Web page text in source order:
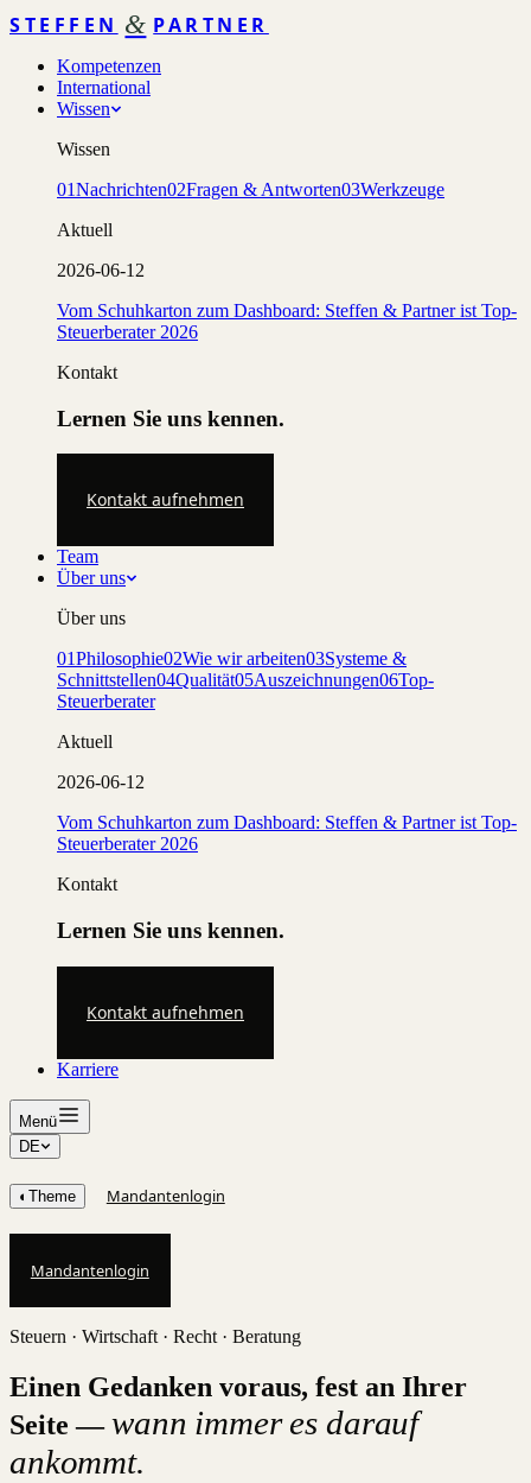
STEFFEN & PARTNER
Kompetenzen
International
Wissen
Wissen
01Nachrichten02Fragen & Antworten03Werkzeuge
Aktuell
2026-06-12
Vom Schuhkarton zum Dashboard: Steffen & Partner ist Top-
Steuerberater 2026
Kontakt
Lernen Sie uns kennen.
Kontakt aufnehmen
Team
Über uns
Über uns
01Philosophie02Wie wir arbeiten03Systeme &
Schnittstellen04Qualität05Auszeichnungen06Top-
Steuerberater
Aktuell
2026-06-12
Vom Schuhkarton zum Dashboard: Steffen & Partner ist Top-
Steuerberater 2026
Kontakt
Lernen Sie uns kennen.
Kontakt aufnehmen
Karriere
Menü
DE
◐ Theme Mandantenlogin
Mandantenlogin
Steuern · Wirtschaft · Recht · Beratung
Einen Gedanken voraus, fest an Ihrer
Seite — wann immer es darauf
ankommt.